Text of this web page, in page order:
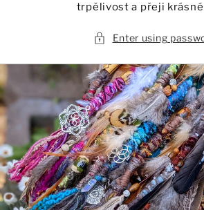
trpělivost a přeji
Enter using